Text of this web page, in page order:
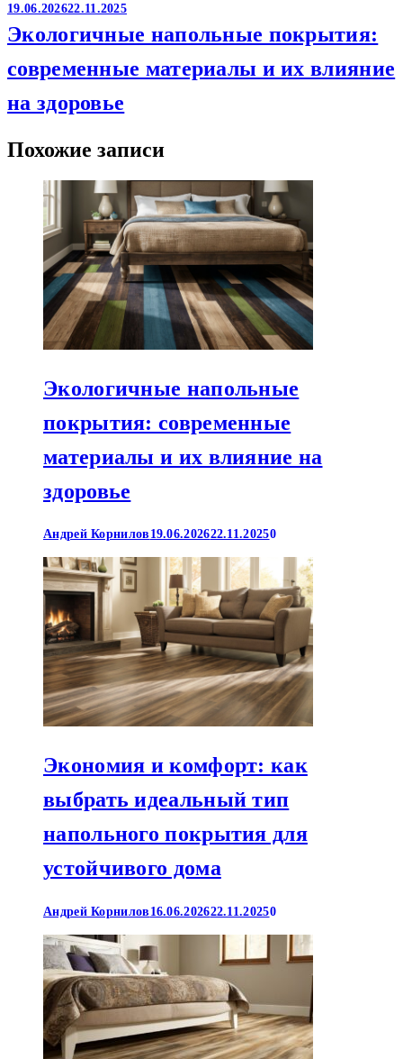
19.06.202622.11.2025
Экологичные напольные покрытия:
современные материалы и их влияние
на здоровье
Похожие записи
Экологичные напольные
покрытия: современные
материалы и их влияние на
здоровье
Андрей Корнилов 19.06.202622.11.20250
Экономия и комфорт: как
выбрать идеальный тип
напольного покрытия для
устойчивого дома
Андрей Корнилов 16.06.202622.11.20250